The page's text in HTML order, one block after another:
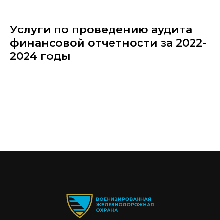
Услуги по проведению аудита
финансовой отчетности за 2022-
2024 годы